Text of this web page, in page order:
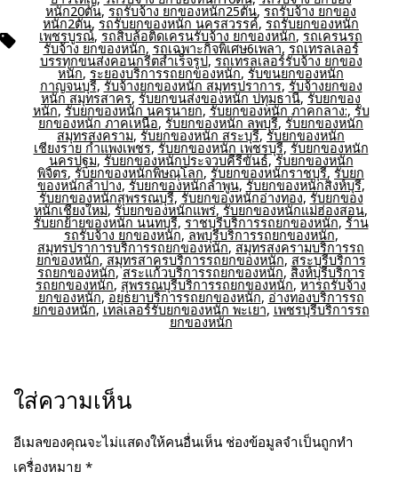
ป้าย
กำกับ
หนัก20ตัน, รถรับจ้าง ยกของหนัก25ตัน, รถรับจ้าง ยกของ
หนัก2ตัน, รถรับยกของหนัก นครสวรรค์, รถรับยกของหนัก
เพชรบูรณ์, รถสิบล้อติดเครนรับจ้าง ยกของหนัก, รถเครนรถ
รับจ้าง ยกของหนัก, รถเฉพาะกิจพิเศษ6เพลา, รถเทรลเลอร์
บรรทุกขนส่งคอนกรีตสำเร็จรูป, รถเทรลเลอร์รับจ้าง ยกของ
หนัก, ระยองบริการรถยกของหนัก, รับขนยกของหนัก
กาญจนบุรี, รับจ้างยกของหนัก สมุทรปราการ, รับจ้างยกของ
หนัก สมุทรสาคร, รับยกขนส่งของหนัก ปทุมธานี, รับยกของ
หนัก, รับยกของหนัก นครนายก, รับยกของหนัก ภาคกลาง:, รับ
ยกของหนัก ภาคเหนือ, รับยกของหนัก ลพบุรี, รับยกของหนัก
สมุทรสงคราม, รับยกของหนัก สระบุรี, รับยกของหนัก
เชียงราย กำแพงเพชร, รับยกของหนัก เพชรบุรี, รับยกของหนัก
นครปฐม, รับยกของหนักประจวบคีรีขันธ์,รับยกของหนัก
พิจิตร, รับยกของหนักพิษณุโลก, รับยกของหนักราชบุรี, รับยก
ของหนักลำปาง, รับยกของหนักลำพูน, รับยกของหนักสิงห์บุรี,
รับยกของหนักสุพรรณบุรี, รับยกของหนักอ่างทอง, รับยกของ
หนักเชียงใหม่, รับยกของหนักแพร่, รับยกของหนักแม่ฮ่องสอน,
รับยกย้ายของหนัก นนทบุรี, ราชบุรีบริการรถยกของหนัก, ร้าน
รถรับจ้าง ยกของหนัก, ลพบุรีบริการรถยกของหนัก,
สมุทรปราการบริการรถยกของหนัก, สมุทรสงครามบริการรถ
ยกของหนัก, สมุทรสาครบริการรถยกของหนัก, สระบุรีบริการ
รถยกของหนัก,สระแก้วบริการรถยกของหนัก, สิงห์บุรีบริการ
รถยกของหนัก, สุพรรณบุรีบริการรถยกของหนัก, หารถรับจ้าง
ยกของหนัก, อยุธยาบริการรถยกของหนัก, อ่างทองบริการรถ
ยกของหนัก, เทลเลอร์รับยกของหนัก พะเยา, เพชรบุรีบริการรถ
ยกของหนัก
ใส่ความเห็น
อีเมลของคุณจะไม่แสดงให้คนอื่นเห็น ช่องข้อมูลจำเป็นถูกทำ
เครื่องหมาย *